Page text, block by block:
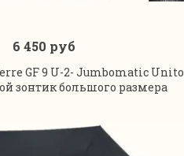
В корзину
6 450 руб
GF 9 U-2- Jumbomatic Unito
зонтик большого размера